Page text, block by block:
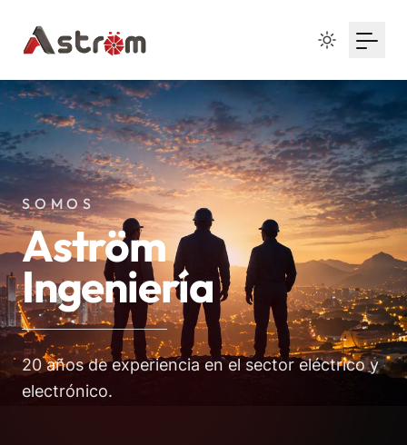
SOMOS
Aström
Ingeniería
20 años de experiencia en el sector eléctrico y
electrónico.
Sign up
or
Signup with Google